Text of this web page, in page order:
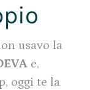
usavo la
e,
oggi te la